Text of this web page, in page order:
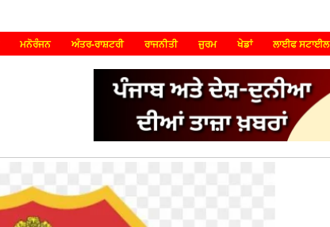
ਮਨੋਰੰਜਨ ਅੰਤਰ-ਰਾਸ਼ਟਰੀ ਰਾਜਨੀਤੀ ਜੁਰਮ ਖੇਡਾਂ ਲਾਈਫ ਸਟਾਈਲ